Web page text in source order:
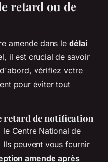
retard ou de
amende dans le délai
il est crucial de savoir
vérifiez votre
pour éviter tout
retard de notification
Centre National de
Ils peuvent vous fournir
amende après